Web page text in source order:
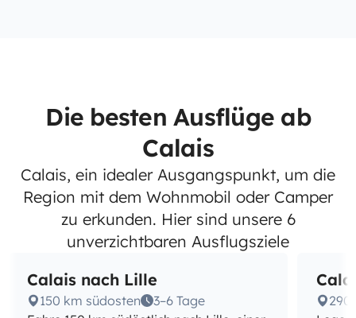
Die besten Ausflüge ab
Calais
Calais, ein idealer Ausgangspunkt, um die
Region mit dem Wohnmobil oder Camper
zu erkunden. Hier sind unsere 6
unverzichtbaren Ausflugsziele
Calais nach Lille
150 km südosten
3–6 Tage
290